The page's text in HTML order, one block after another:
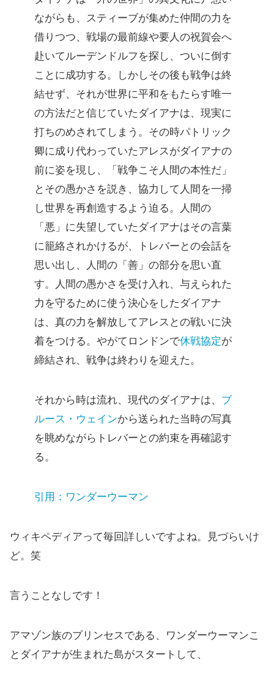
ながらも、スティーブが集めた仲間の力を
借りつつ、戦場の最前線や要人の祝賀会へ
赴いてルーデンドルフを探し、ついに倒す
ことに成功する。しかしその後も戦争は終
結せず、それが世界に平和をもたらす唯一
の方法だと信じていたダイアナは、現実に
打ちのめされてしまう。その時パトリック
卿に成り代わっていたアレスがダイアナの
前に姿を現し、「戦争こそ人間の本性だ」
とその愚かさを説き、協力して人間を一掃
し世界を再創造するよう迫る。人間の
「悪」に失望していたダイアナはその言葉
に籠絡されかけるが、トレバーとの会話を
思い出し、人間の「善」の部分を思い直
す。人間の愚かさを受け入れ、与えられた
力を守るために使う決心をしたダイアナ
は、真の力を解放してアレスとの戦いに決
着をつける。やがてロンドンで休戦協定が
締結され、戦争は終わりを迎えた。
それから時は流れ、現代のダイアナは、 ブ
ルース・ウェインから送られた当時の写真
を眺めながらトレバーとの約束を再確認す
る。
引用：ワンダーウーマン
ウィキペディアって毎回詳しいですよね。見づらいけ
ど。笑
言うことなしです！
アマゾン族のプリンセスである、ワンダーウーマンこ
とダイアナが生まれた島がスタートして、